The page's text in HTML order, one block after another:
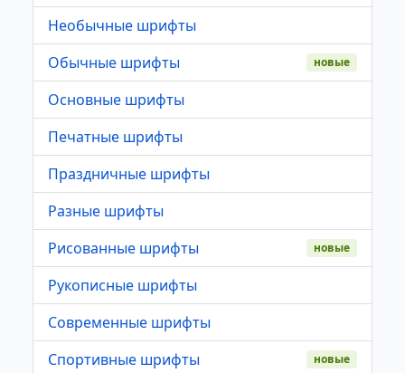
Необычные шрифты
Обычные шрифты
новые
Основные шрифты
Печатные шрифты
Праздничные шрифты
Разные шрифты
Рисованные шрифты
новые
Рукописные шрифты
Современные шрифты
Спортивные шрифты
новые